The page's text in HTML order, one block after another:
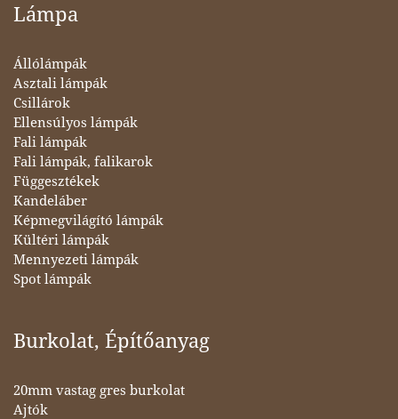
Lámpa
Állólámpák
Asztali lámpák
Csillárok
Ellensúlyos lámpák
Fali lámpák
Fali lámpák, falikarok
Függesztékek
Kandeláber
Képmegvilágító lámpák
Kültéri lámpák
Mennyezeti lámpák
Spot lámpák
Burkolat, Építőanyag
20mm vastag gres burkolat
Ajtók